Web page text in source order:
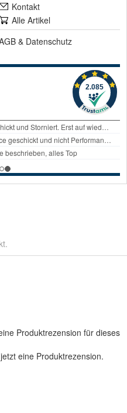
Kontakt
Alle Artikel
& Datenschutz
Produktrezension für dieses
eine Produktrezension.